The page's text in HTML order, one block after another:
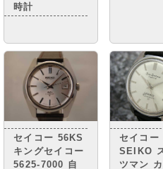
時計
セイコー 56KS
キングセイコー
5625-7000 自
セイコー
SEIKO
ツマン